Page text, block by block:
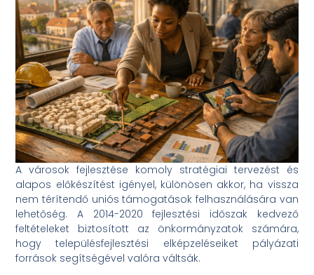
A városok fejlesztése komoly stratégiai tervezést és
alapos előkészítést igényel, különösen akkor, ha vissza
nem térítendő uniós támogatások felhasználására van
lehetőség. A 2014-2020 fejlesztési időszak kedvező
feltételeket biztosított az önkormányzatok számára,
hogy településfejlesztési elképzeléseiket pályázati
források segítségével valóra váltsák.